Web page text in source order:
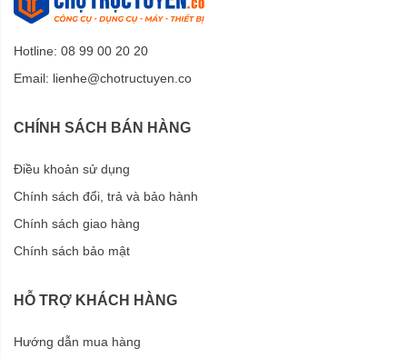
Hotline: 08 99 00 20 20
Email: lienhe@chotructuyen.co
CHÍNH SÁCH BÁN HÀNG
Điều khoản sử dụng
Chính sách đổi, trả và bảo hành
Chính sách giao hàng
Chính sách bảo mật
HỖ TRỢ KHÁCH HÀNG
Hướng dẫn mua hàng